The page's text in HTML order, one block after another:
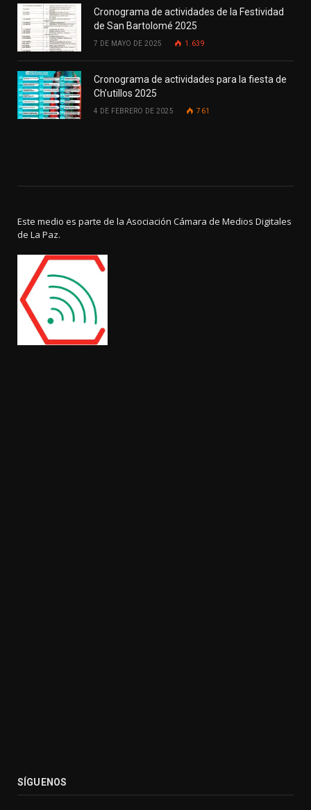
Cronograma de actividades de la Festividad
de San Bartolomé 2025
7 DE MAYO DE 2025 1.639
Cronograma de actividades para la fiesta de
Ch’utillos 2025
4 DE FEBRERO DE 2025 761
Este medio es parte de la Asociación Cámara de Medios Digitales
de La Paz.
SÍGUENOS